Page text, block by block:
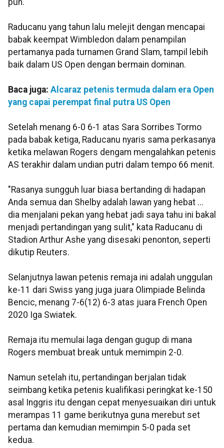
pun.
Raducanu yang tahun lalu melejit dengan mencapai
babak keempat Wimbledon dalam penampilan
pertamanya pada turnamen Grand Slam, tampil lebih
baik dalam US Open dengan bermain dominan.
Baca juga: Alcaraz petenis termuda dalam era Open
yang capai perempat final putra US Open
Setelah menang 6-0 6-1 atas Sara Sorribes Tormo
pada babak ketiga, Raducanu nyaris sama perkasanya
ketika melawan Rogers dengam mengalahkan petenis
AS terakhir dalam undian putri dalam tempo 66 menit.
"Rasanya sungguh luar biasa bertanding di hadapan
Anda semua dan Shelby adalah lawan yang hebat ...
dia menjalani pekan yang hebat jadi saya tahu ini bakal
menjadi pertandingan yang sulit," kata Raducanu di
Stadion Arthur Ashe yang disesaki penonton, seperti
dikutip Reuters.
Selanjutnya lawan petenis remaja ini adalah unggulan
ke-11 dari Swiss yang juga juara Olimpiade Belinda
Bencic, menang 7-6(12) 6-3 atas juara French Open
2020 Iga Swiatek.
Remaja itu memulai laga dengan gugup di mana
Rogers membuat break untuk memimpin 2-0.
Namun setelah itu, pertandingan berjalan tidak
seimbang ketika petenis kualifikasi peringkat ke-150
asal Inggris itu dengan cepat menyesuaikan diri untuk
merampas 11 game berikutnya guna merebut set
pertama dan kemudian memimpin 5-0 pada set
kedua.